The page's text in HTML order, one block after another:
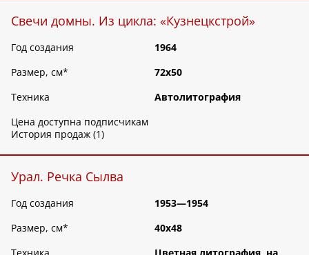
Свечи домны. Из цикла: «Кузнецкстрой»
Год создания
1964
Размер, см*
72х50
Техника
Автолитография
Цена доступна подписчикам
История продаж (1)
Урал. Речка Сылва
Год создания
1953—1954
Размер, см*
40х48